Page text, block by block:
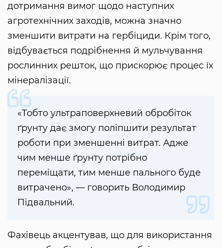
дотримання вимог щодо наступних
агротехнічних заходів, можна значно
зменшити витрати на гербіциди. Крім того,
відбувається подрібнення й мульчування
рослинних решток, що прискорює процес їх
мінералізації.
«Тобто ультраповерхневий обробіток
ґрунту дає змогу поліпшити результат
роботи при зменшенні витрат. Адже
чим менше ґрунту потрібно
переміщати, тим менше пального буде
витрачено», — говорить Володимир
Підвальний.
Фахівець акцентував, що для використання